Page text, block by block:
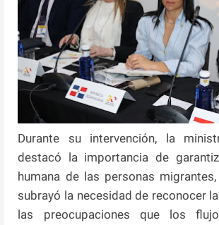
Durante su intervención, la
destacó la importancia de
humana de las personas
subrayó la necesidad de reconocer
las preocupaciones que los